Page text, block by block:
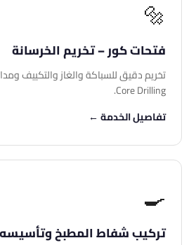
🔩
فتحات كور – تخريم الخرسانة
تخريم دقيق للسباكة والغاز والتكييف
Core Drilling.
تفاصيل الخدمة ←
🍳
تركيب شفاط المطبخ وتأسيسه